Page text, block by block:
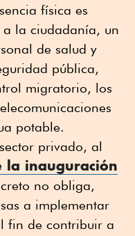
física es
la ciudadanía, un
de salud y
pública,
migratorio, los
potable.
privado, al
la inauguración
no obliga,
a implementar
fin de contribuir a